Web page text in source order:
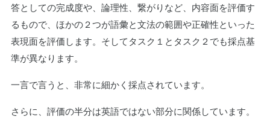
答としての完成度や、論理性、繋がりなど、内容面を評価す
るもので、ほかの２つが語彙と文法の範囲や正確性といった
表現面を評価します。そしてタスク１とタスク２でも採点基
準が異なります。
一言で言うと、非常に細かく採点されています。
さらに、評価の半分は英語ではない部分に関係しています。